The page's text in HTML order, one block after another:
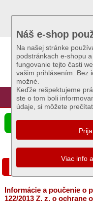
Úvod Hlavná
Náš e-shop
Na našej stránke
podstránkach e-shopu
fungovanie tejto časti
vašim prihlásením. Bez
možné.
Keďže rešpektujeme
ste o tom boli
údaje, si môžete
☰ Ponuka produktov
Akcie
Sviečky
Umelé
kvety
Semená
a
osivá
Chovateľské
potreby
Ochrana
Informácie a poučenie o
122/2013 Z. z. o ochrane